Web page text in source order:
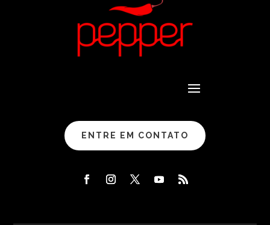
ENTRE EM CONTATO